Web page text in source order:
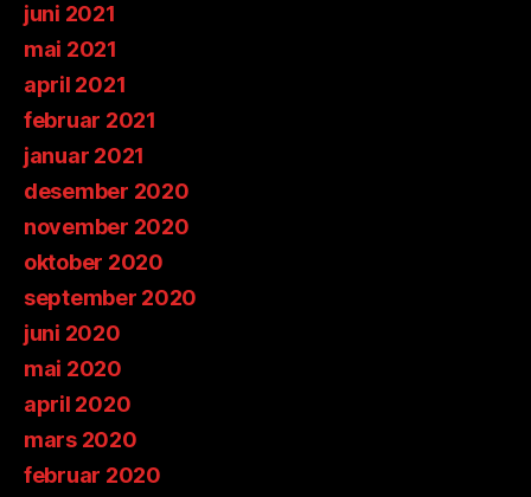
juni 2021
mai 2021
april 2021
februar 2021
januar 2021
desember 2020
november 2020
oktober 2020
september 2020
juni 2020
mai 2020
april 2020
mars 2020
februar 2020